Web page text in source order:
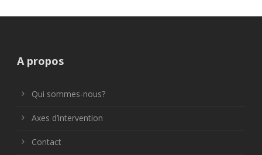
A propos
Qui sommes-nous?
Axes d’intervention
Contact